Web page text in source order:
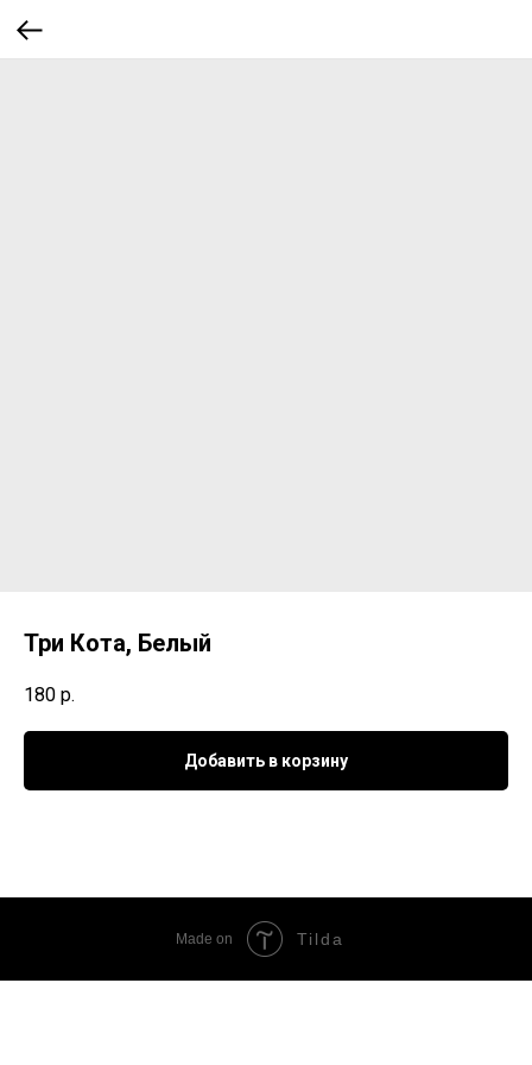
Три Кота, Белый
180 р.
Добавить в корзину
Made on Tilda